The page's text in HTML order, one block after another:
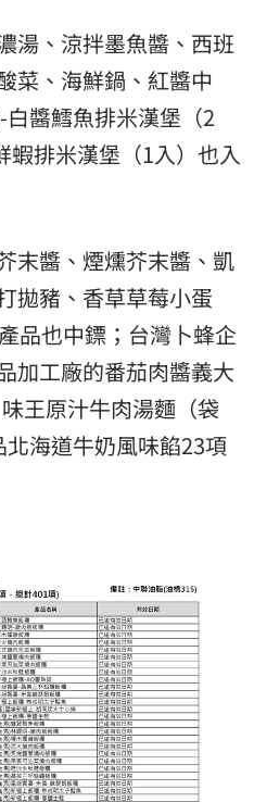
湯、涼拌墨魚醬、西班
菜、海鮮鍋、紅醬中
醬鱈魚排米漢堡（2
蝦排米漢堡（1入）也入
末醬、煙燻芥末醬、凱
拋豬、香草草莓小蛋
品也中鏢；台灣卜蜂企
加工廠的番茄肉醬義大
王原汁牛肉湯麵（袋
海道牛奶風味餡23項